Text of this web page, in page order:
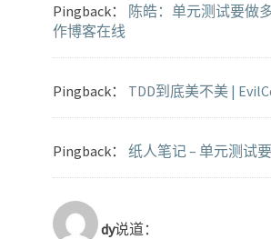
Pingback： 陈皓：单元测试要做
作博客在线
Pingback： TDD到底美不美 |
Pingback： 纸人笔记 – 单元测试
dy说道：